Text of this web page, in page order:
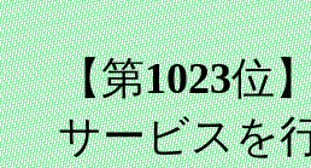
【第1023位
サービスを